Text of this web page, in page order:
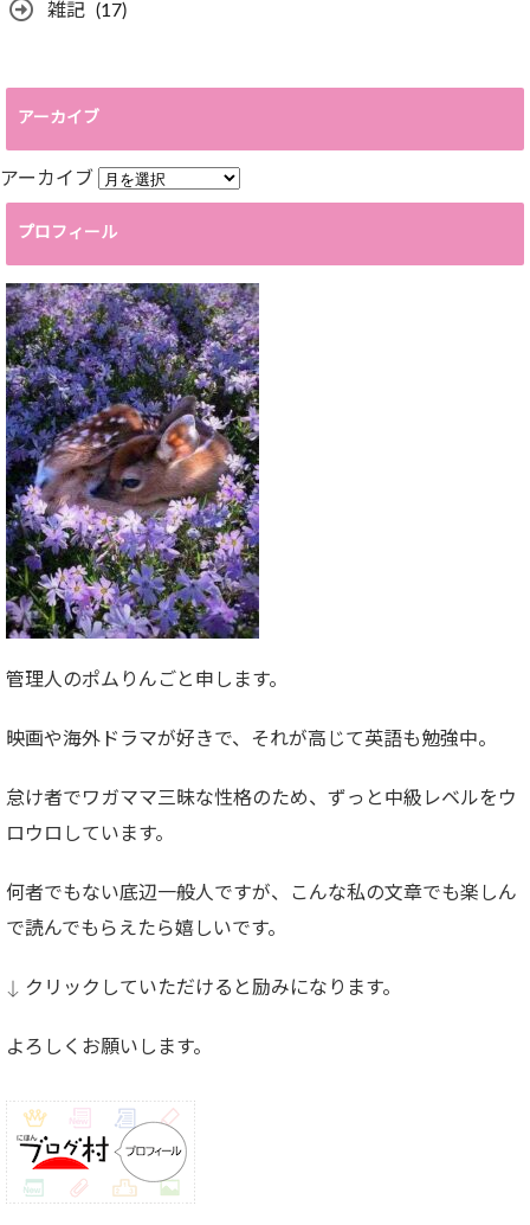
雑記 (17)
アーカイブ
アーカイブ
プロフィール
管理人のポムりんごと申します。
映画や海外ドラマが好きで、それが高じて英語も勉強中。
怠け者でワガママ三昧な性格のため、ずっと中級レベルをウ
ロウロしています。
何者でもない底辺一般人ですが、こんな私の文章でも楽しん
で読んでもらえたら嬉しいです。
↓ クリックしていただけると励みになります。
よろしくお願いします。